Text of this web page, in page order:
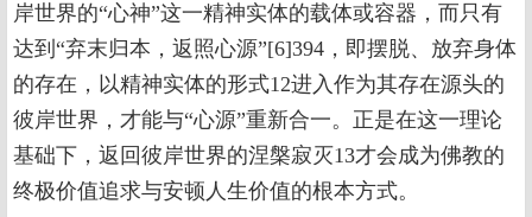
岸世界的“心神”这一精神实体的载体或容器，而只有
达到“弃末归本，返照心源”[6]394，即摆脱、放弃身体
的存在，以精神实体的形式12进入作为其存在源头的
彼岸世界，才能与“心源”重新合一。正是在这一理论
基础下，返回彼岸世界的涅槃寂灭13才会成为佛教的
终极价值追求与安顿人生价值的根本方式。